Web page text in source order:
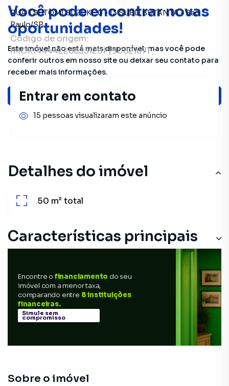
Você pode encontrar novas
oportunidades!
Este imóvel não está mais disponível, mas você pode
conferir outros em nosso site ou deixar seu contato para
receber mais informações.
Ver sugestões
Detalhes do imóvel
50 m²total
Características principais
Encontre o financiamento do seu
imóvel com a menor taxa,
comparando entre 8 instituições
financeiras.
Simule sem
compromisso
Sobre o imóvel
RUA TSUTOMI SUZUKI,0- 13 SUBD BUTANTA-Sao
Paulo/SP
Código de origem:
IMCX1444422663312SP|90821671
Entrar em contato
15 pessoas visualizaram este anúncio